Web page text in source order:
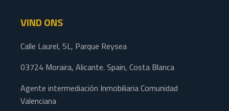
VIND ONS
Calle Laurel, 5L, Parque Reysea
03724 Moraira, Alicante. Spain, Costa Blanca
Agente intermediación Inmobiliaria Comunidad
Valenciana